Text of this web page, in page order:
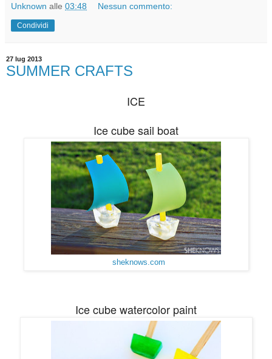
Unknown alle 03:48 Nessun commento:
Condividi
27 lug 2013
SUMMER CRAFTS
ICE
Ice cube sail boat
sheknows.com
Ice cube watercolor paint